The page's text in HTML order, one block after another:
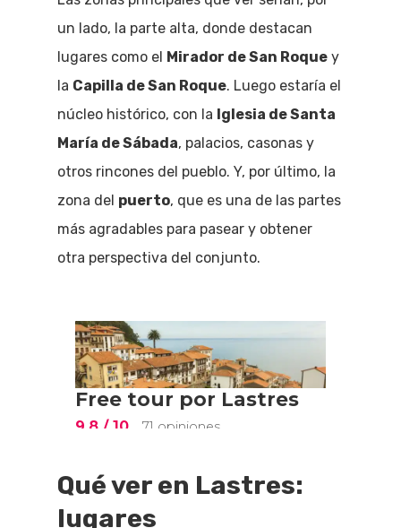
un lado, la parte alta, donde destacan
lugares como el Mirador de San Roque y
la Capilla de San Roque. Luego estaría el
núcleo histórico, con la Iglesia de Santa
María de Sábada, palacios, casonas y
otros rincones del pueblo. Y, por último, la
zona del puerto, que es una de las partes
más agradables para pasear y obtener
otra perspectiva del conjunto.
Qué ver en Lastres:
lugares